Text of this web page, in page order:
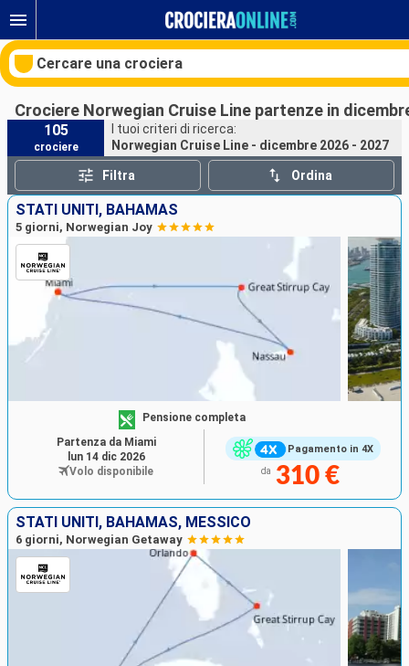
Cercare una crociera
Le nostre destinazioni
Mesi di partenza
Porti Compagnie
Ricerca
Crociere Norwegian Cruise Line partenze in
105
crociere
I tuoi criteri di ricerca:
Norwegian Cruise Line - dicembre 2026 - 2027
Filtra Ordina
STATI UNITI, BAHAMAS
5 giorni, Norwegian Joy
Pagamento in 4X
Pensione completa
da 310 €
Partenza da Miami
lun 14 dic 2026
Volo disponibile
STATI UNITI, BAHAMAS, MESSICO
6 giorni, Norwegian Getaway